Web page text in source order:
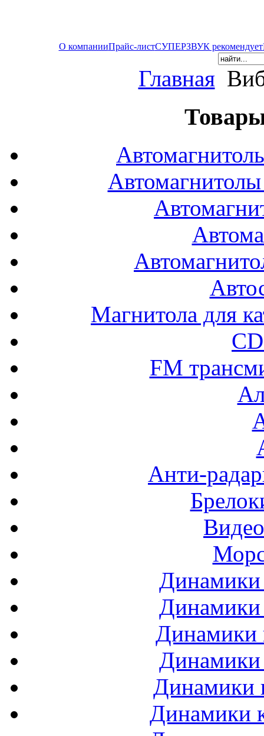
О компанииПрайс-листСУПЕРЗВУК рекомендует
Главная
Магнитола для
FM
Анти-
Динамики
Динамики
Динамики
Динамики
Динамики
Динамики